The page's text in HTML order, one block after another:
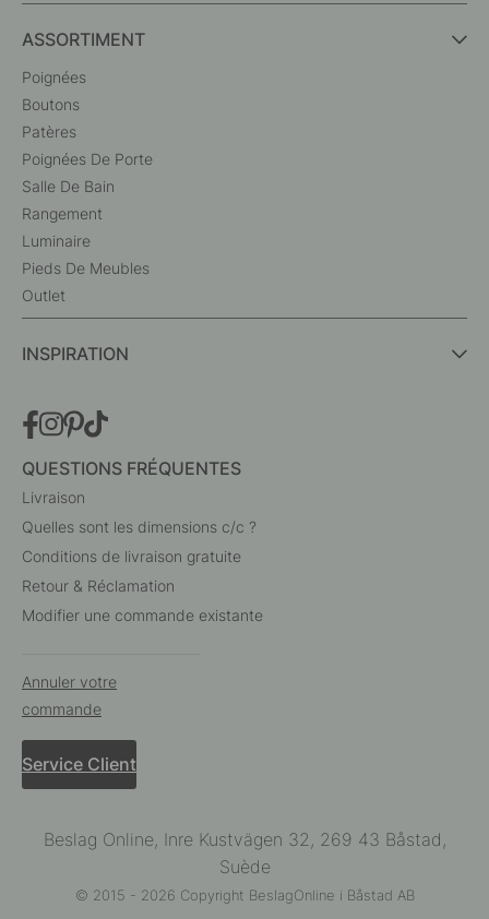
ASSORTIMENT
Poignées
Boutons
Patères
Poignées De Porte
Salle De Bain
Rangement
Luminaire
Pieds De Meubles
Outlet
INSPIRATION
QUESTIONS FRÉQUENTES
Livraison
Quelles sont les dimensions c/c ?
Conditions de livraison gratuite
Retour & Réclamation
Modifier une commande existante
Annuler votre
commande
Service Client
Beslag Online, Inre Kustvägen 32, 269 43 Båstad,
Suède
© 2015 - 2026 Copyright BeslagOnline i Båstad AB